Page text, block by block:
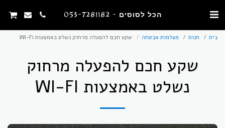
הכל לסוסים - 053-7281182
בית חנות מצלמות אבטחה שקע חכם להפעלה מרחוק נשלט באמצעות Wi-Fi
שקע חכם להפעלה מרחוק
נשלט באמצעות WI-FI